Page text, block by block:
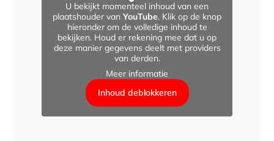
U bekijkt momenteel inhoud van een
plaatshouder van YouTube. Klik op de knop
hieronder om de volledige inhoud te
bekijken. Houd er rekening mee dat u op
deze manier gegevens deelt met providers
van derden.
Meer informatie
Inhoud deblokkeren